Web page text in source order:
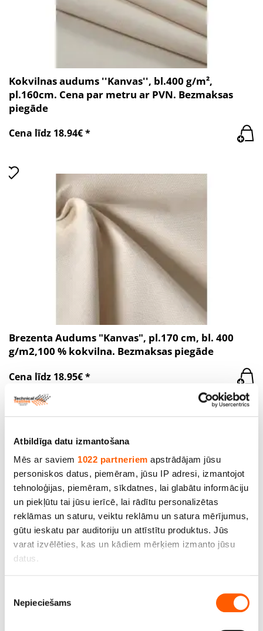
Atbildīga datu izmantošana
Mēs ar saviem 1022 partneriem apstrādājam jūsu
personiskos datus, piemēram, jūsu IP adresi, izmantojot
tehnoloģijas, piemēram, sīkdatnes, lai glabātu informāciju
un piekļūtu tai jūsu ierīcē, lai rādītu personalizētas
reklāmas un saturu, veiktu reklāmu un satura mērījumus,
gūtu ieskatu par auditoriju un attīstītu produktus. Jūs
varat izvēlēties, kas un kādiem mērķiem izmanto jūsu
datus.
apkopot informāciju par jūsu ģeogrāfisko
izvēle
Nepieciešams
Kokvilnas audums ''Kanvas'', bl.400 g/m²,
pl.160cm. Cena par metru ar PVN. Bezmaksas
piegāde
Cena līdz 18.94€ *
Brezenta Audums "Kanvas", pl.170 cm, bl. 400
g/m2,100 % kokvilna. Bezmaksas piegāde
Cena līdz 18.95€ *